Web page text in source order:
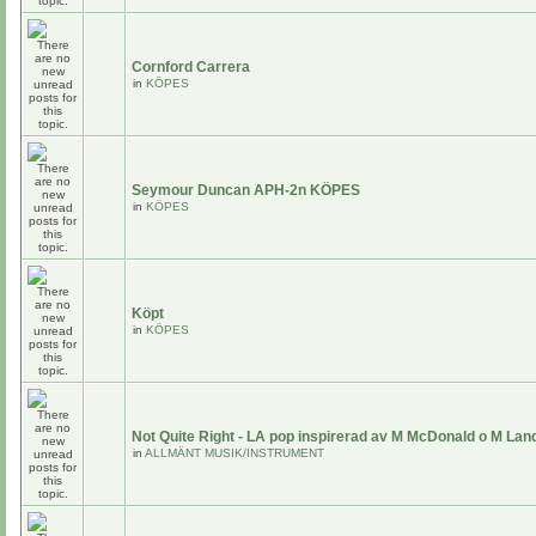
Cornford Carrera
in KÖPES
Seymour Duncan APH-2n KÖPES
in KÖPES
Köpt
in KÖPES
Not Quite Right - LA pop inspirerad av M McDonald o M
in ALLMÄNT MUSIK/INSTRUMENT